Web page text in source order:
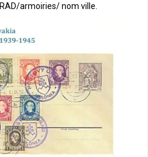
armoiries/ nom ville.